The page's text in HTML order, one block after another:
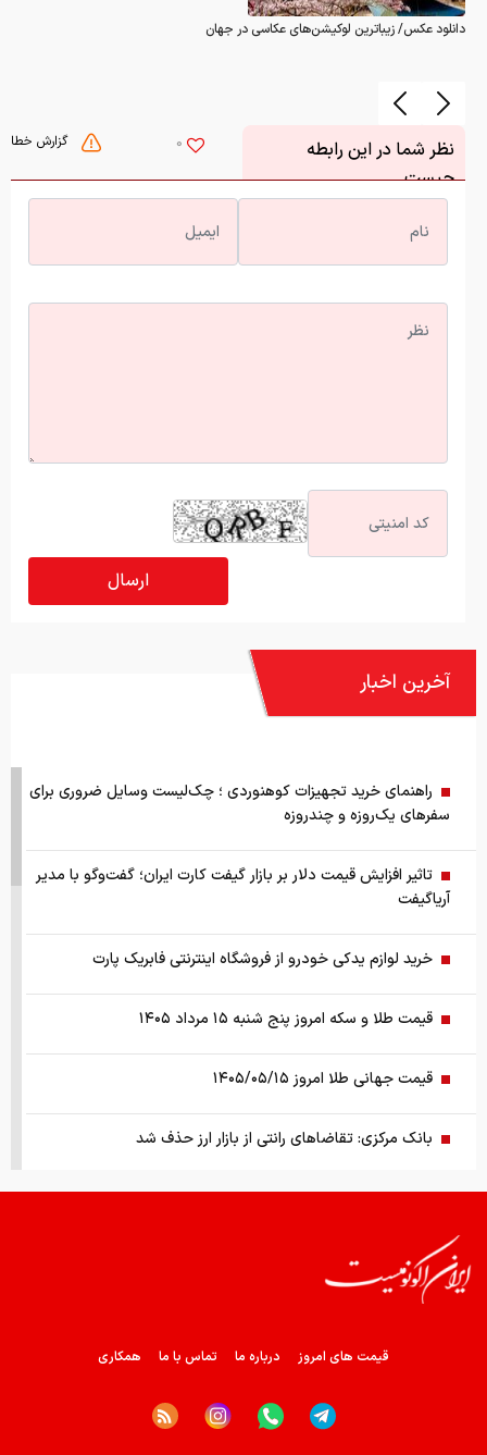
دانلود عکس/ زیباترین لوکیشن‌های عکاسی در جهان
گزارش خطا 0
نظر شما در این رابطه
چیست
آخرین اخبار
راهنمای خرید تجهیزات کوهنوردی ؛ چک‌لیست وسایل ضروری برای
سفرهای یک‌روزه و چندروزه
تاثیر افزایش قیمت دلار بر بازار گیفت کارت ایران؛ گفت‌وگو با مدیر
آریاگیفت
خرید لوازم یدکی خودرو از فروشگاه اینترنتی فابریک پارت
قیمت طلا و سکه امروز پنج شنبه ۱۵ مرداد ۱۴۰۵
قیمت جهانی طلا امروز ۱۴۰۵/۰۵/۱۵
بانک مرکزی: تقاضا‌های رانتی از بازار ارز حذف شد
کالابرگ سه دهک مشمول شارژ شد
هشدار تخلیه برای ساکنان شهرک المنصوری/ ارتش اسرائیل: با
تمام قدرت علیه حزب الله اقدام خواهیم کرد
راهنمای جامع انتخاب و خرید مانتو آنلاین در سال ۱۴۰۵
قیمت های امروز درباره ما تماس با ما همکاری